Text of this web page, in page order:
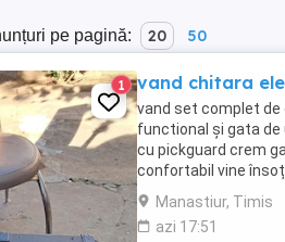
pe pagină: 20 50
1 vand chitara
vand set complet
functional și gata de
cu pickguard crem
confortabil vine
Tenson Putere :35w
Manastiur, Timis
azi 17:51